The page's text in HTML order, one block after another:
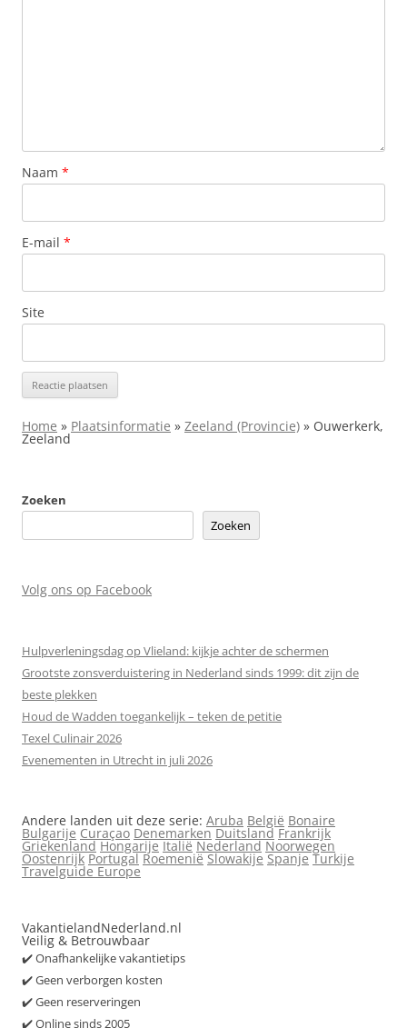
Naam *
E-mail *
Site
Home » Plaatsinformatie » Zeeland (Provincie) » Ouwerkerk,
Zeeland
Zoeken
Zoeken
Volg ons op Facebook
Hulpverleningsdag op Vlieland: kijkje achter de schermen
Grootste zonsverduistering in Nederland sinds 1999: dit zijn de
beste plekken
Houd de Wadden toegankelijk – teken de petitie
Texel Culinair 2026
Evenementen in Utrecht in juli 2026
Andere landen uit deze serie: Aruba België Bonaire
Bulgarije Curaçao Denemarken Duitsland Frankrijk
Griekenland Hongarije Italië Nederland Noorwegen
Oostenrijk Portugal Roemenië Slowakije Spanje Turkije
Travelguide Europe
VakantielandNederland.nl
Veilig & Betrouwbaar
✔️ Onafhankelijke vakantietips
✔️ Geen verborgen kosten
✔️ Geen reserveringen
✔️ Online sinds 2005